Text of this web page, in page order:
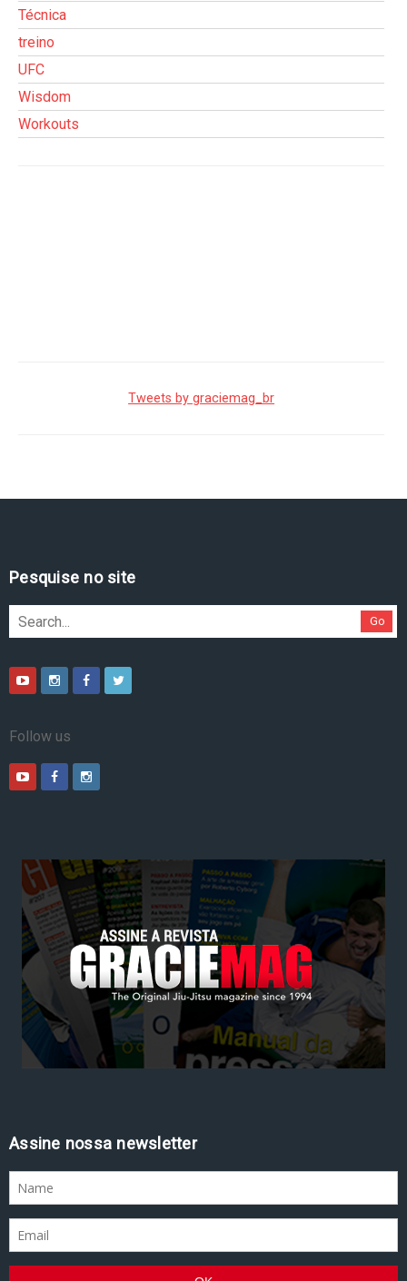
Técnica
treino
UFC
Wisdom
Workouts
Tweets by graciemag_br
Pesquise no site
Go
Follow us
Assine nossa newsletter